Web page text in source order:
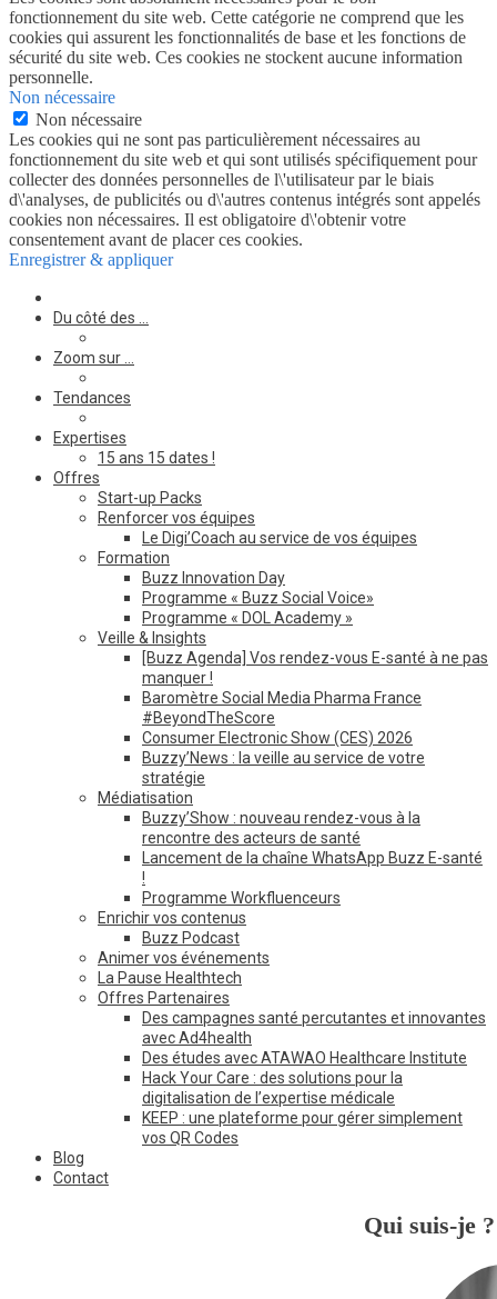
fonctionnement du site web. Cette catégorie ne comprend que les
cookies qui assurent les fonctionnalités de base et les fonctions de
sécurité du site web. Ces cookies ne stockent aucune information
personnelle.
Non nécessaire
Non nécessaire
Les cookies qui ne sont pas particulièrement nécessaires au
fonctionnement du site web et qui sont utilisés spécifiquement pour
collecter des données personnelles de l\'utilisateur par le biais
d\'analyses, de publicités ou d\'autres contenus intégrés sont appelés
cookies non nécessaires. Il est obligatoire d\'obtenir votre
consentement avant de placer ces cookies.
Enregistrer & appliquer
Du côté des …
Zoom sur …
Tendances
Expertises
15 ans 15 dates !
Offres
Start-up Packs
Renforcer vos équipes
Le Digi’Coach au service de vos équipes
Formation
Buzz Innovation Day
Programme « Buzz Social Voice»
Programme « DOL Academy »
Veille & Insights
[Buzz Agenda] Vos rendez-vous E-santé à ne pas
manquer !
Baromètre Social Media Pharma France
#BeyondTheScore
Consumer Electronic Show (CES) 2026
Buzzy’News : la veille au service de votre
stratégie
Médiatisation
Buzzy’Show : nouveau rendez-vous à la
rencontre des acteurs de santé
Lancement de la chaîne WhatsApp Buzz E-santé
!
Programme Workfluenceurs
Enrichir vos contenus
Buzz Podcast
Animer vos événements
La Pause Healthtech
Offres Partenaires
Des campagnes santé percutantes et innovantes
avec Ad4health
Des études avec ATAWAO Healthcare Institute
Hack Your Care : des solutions pour la
digitalisation de l’expertise médicale
KEEP : une plateforme pour gérer simplement
vos QR Codes
Blog
Contact
Qui suis-je ?